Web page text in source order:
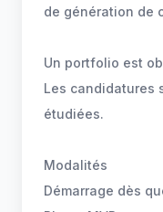
de génération de
Un portfolio est
Les candidatures
étudiées.
Modalités
Démarrage dès